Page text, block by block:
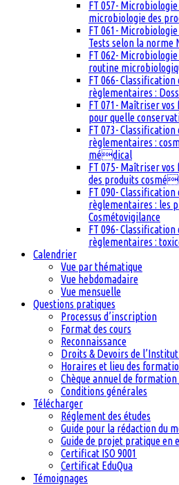
FT 057-
microbiologie des
FT 061-
Tests selon la norme
FT 062-
routine
FT 066-
règlementaires :
FT 071- Maîtriser
pour quelle
FT 073-
règlementaires :
médical
FT 075- Maîtriser
des produits
FT 090-
règlementaires : les
Cosmétovigilance
FT 096-
règlementaires :
Calendrier
Vue par thématique
Vue hebdomadaire
Vue mensuelle
Questions pratiques
Processus d’inscription
Format des cours
Reconnaissance
Droits & Devoirs de
Horaires et lieu des
Chèque annuel de
Conditions générales
Télécharger
Réglement des études
Guide pour la rédaction du
Guide de projet pratique en
Certificat ISO 9001
Certificat EduQua
Témoignages